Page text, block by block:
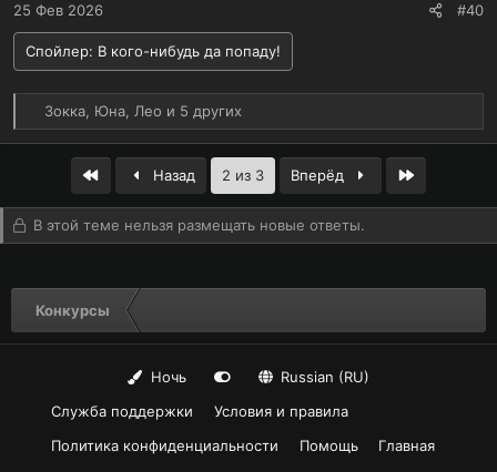
25 Фев 2026 #40
Спойлер: В кого-нибудь да попаду!
Р
е
и
Зокка Юна Лео и 5 других
Назад 2 из 3 Вперёд
В этой теме нельзя размещать новые ответы.
Конкурсы
Ночь
Russian (RU)
Служба поддержки
Условия и правила
Политика конфиденциальности
Помощь Главная